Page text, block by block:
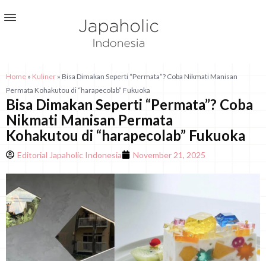
Home » Kuliner » Bisa Dimakan Seperti “Permata”? Coba Nikmati Manisan
Permata Kohakutou di “harapecolab” Fukuoka
Bisa Dimakan Seperti “Permata”? Coba
Nikmati Manisan Permata
Kohakutou di “harapecolab” Fukuoka
Editorial Japaholic Indonesia November 21, 2025